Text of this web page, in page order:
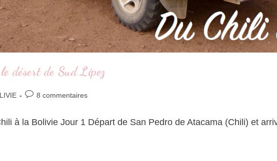
désert de Sud Lipez
8 commentaires
à la Bolivie Jour 1 Départ de San Pedro de Atacama (Chili) et